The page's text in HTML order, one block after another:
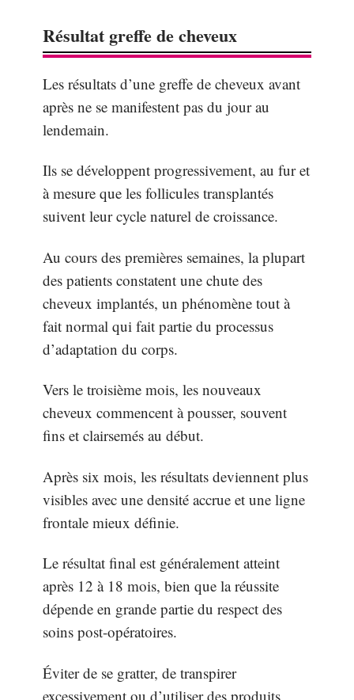
Résultat greffe de cheveux
Les résultats d’une greffe de cheveux avant
après ne se manifestent pas du jour au
lendemain.
Ils se développent progressivement, au fur et
à mesure que les follicules transplantés
suivent leur cycle naturel de croissance.
Au cours des premières semaines, la plupart
des patients constatent une chute des
cheveux implantés, un phénomène tout à
fait normal qui fait partie du processus
d’adaptation du corps.
Vers le troisième mois, les nouveaux
cheveux commencent à pousser, souvent
fins et clairsemés au début.
Après six mois, les résultats deviennent plus
visibles avec une densité accrue et une ligne
frontale mieux définie.
Le résultat final est généralement atteint
après 12 à 18 mois, bien que la réussite
dépende en grande partie du respect des
soins post-opératoires.
Éviter de se gratter, de transpirer
excessivement ou d’utiliser des produits